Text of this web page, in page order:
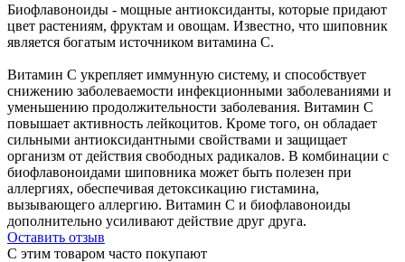
Биофлавоноиды - мощные антиоксиданты, которые придают
цвет растениям, фруктам и овощам. Известно, что шиповник
является богатым источником витамина С.
Витамин C укрепляет иммунную систему, и способствует
снижению заболеваемости инфекционными заболеваниями и
уменьшению продолжительности заболевания. Витамин С
повышает активность лейкоцитов. Кроме того, он обладает
сильными антиоксидантными свойствами и защищает
организм от действия свободных радикалов. В комбинации с
биофлавоноидами шиповника может быть полезен при
аллергиях, обеспечивая детоксикацию гистамина,
вызывающего аллергию. Витамин С и биофлавоноиды
дополнительно усиливают действие друг друга.
Оставить отзыв
С этим товаром часто покупают